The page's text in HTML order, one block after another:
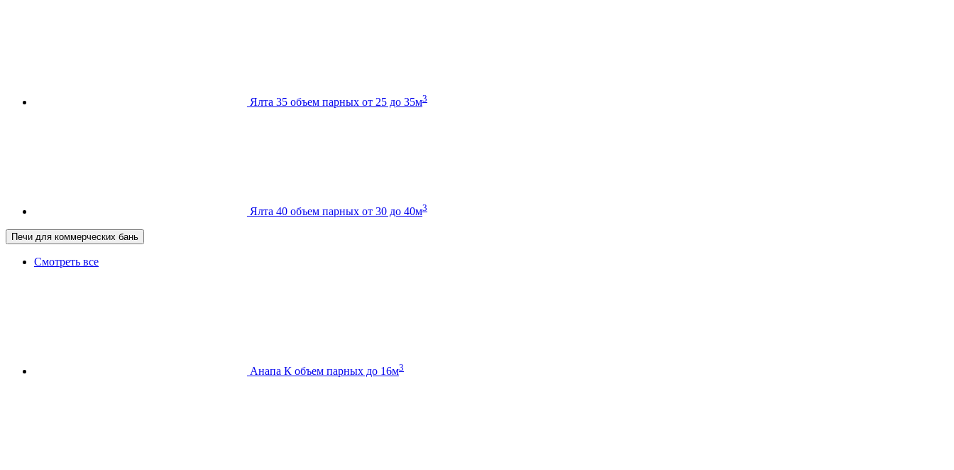
Ялта 35 объем парных от 25 до 35м3
Ялта 40 объем парных от 30 до 40м3
Печи для коммерческих бань
Смотреть все
Анапа К объем парных до 16м3